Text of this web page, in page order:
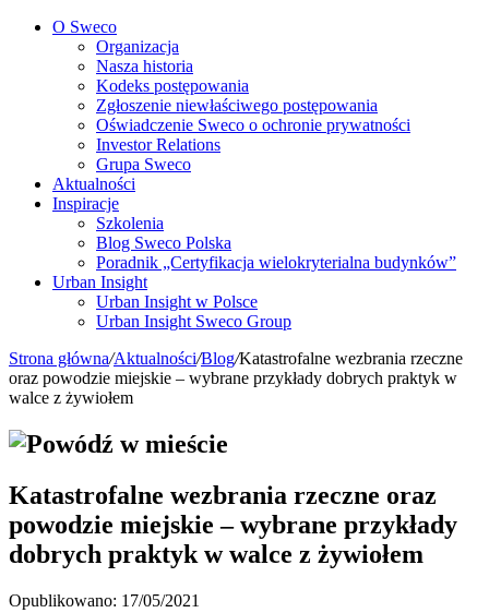
O Sweco
Organizacja
Nasza historia
Kodeks postępowania
Zgłoszenie niewłaściwego postępowania
Oświadczenie Sweco o ochronie prywatności
Investor Relations
Grupa Sweco
Aktualności
Inspiracje
Szkolenia
Blog Sweco Polska
Poradnik „Certyfikacja wielokryterialna budynków”
Urban Insight
Urban Insight w Polsce
Urban Insight Sweco Group
Strona główna/Aktualności/Blog/Katastrofalne wezbrania rzeczne
oraz powodzie miejskie – wybrane przykłady dobrych praktyk w
walce z żywiołem
Katastrofalne wezbrania rzeczne oraz
powodzie miejskie – wybrane przykłady
dobrych praktyk w walce z żywiołem
Opublikowano: 17/05/2021